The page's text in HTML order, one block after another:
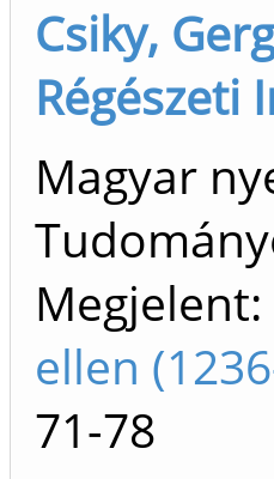
Csiky,
Régészeti
Magyar
Megjelent:
ellen
71-78